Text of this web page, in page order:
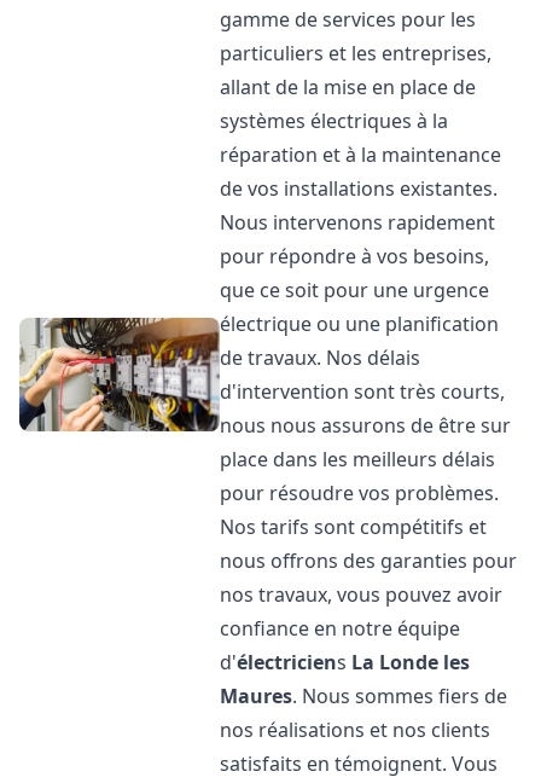
gamme de services pour les
particuliers et les entreprises,
allant de la mise en place de
systèmes électriques à la
réparation et à la maintenance
de vos installations existantes.
Nous intervenons rapidement
pour répondre à vos besoins,
que ce soit pour une urgence
électrique ou une planification
de travaux. Nos délais
d'intervention sont très courts,
nous nous assurons de être sur
place dans les meilleurs délais
pour résoudre vos problèmes.
Nos tarifs sont compétitifs et
nous offrons des garanties pour
nos travaux, vous pouvez avoir
confiance en notre équipe
d'électriciens La Londe les
Maures. Nous sommes fiers de
nos réalisations et nos clients
satisfaits en témoignent. Vous